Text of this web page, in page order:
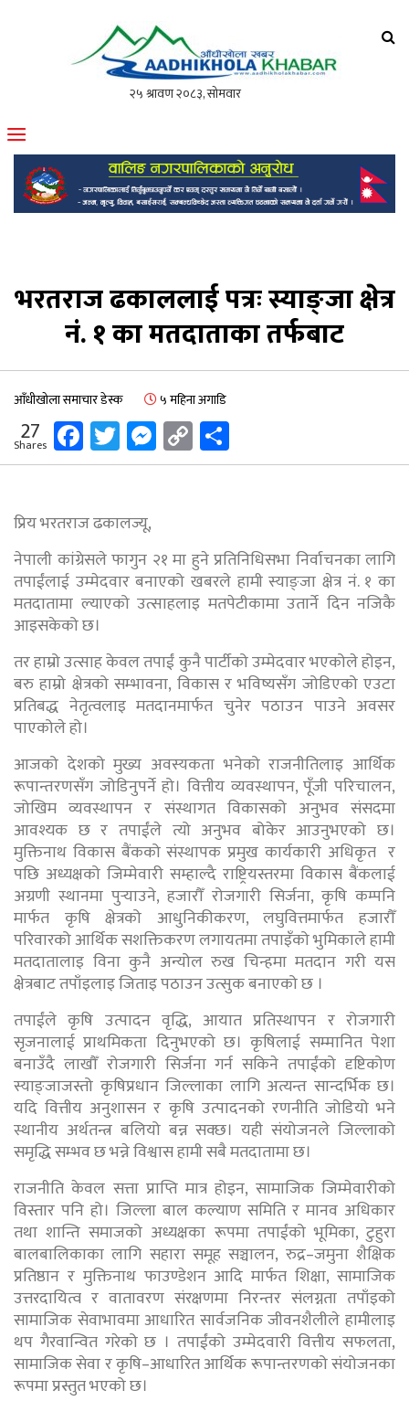
मोफसलकै लोकप्रिय अनलाइन पत्रिका
भरतराज ढकाललाई पत्रः स्याङ्जा क्षेत्र
नं. १ का मतदाताका तर्फबाट
आँधीखोला समाचार डेस्क ५ महिना अगाडि
27
Shares Facebook
Twitter
Messenger
Copy
Link
प्रिय भरतराज ढकालज्यू,
नेपाली कांग्रेसले फागुन २१ मा हुने प्रतिनिधिसभा निर्वाचनका लागि
तपाईंलाई उम्मेदवार बनाएको खबरले हामी स्याङ्जा क्षेत्र नं. १ का
मतदातामा ल्याएको उत्साहलाइ मतपेटीकामा उतार्ने दिन नजिकै
आइसकेको छ।
तर हाम्रो उत्साह केवल तपाईं कुनै पार्टीको उम्मेदवार भएकोले होइन,
बरु हाम्रो क्षेत्रको सम्भावना, विकास र भविष्यसँग जोडिएको एउटा
प्रतिबद्ध नेतृत्वलाइ मतदानमार्फत चुनेर पठाउन पाउने अवसर
पाएकोले हो।
आजको देशको मुख्य अवस्यकता भनेको राजनीतिलाइ आर्थिक
रूपान्तरणसँग जोडिनुपर्ने हो। वित्तीय व्यवस्थापन, पूँजी परिचालन,
जोखिम व्यवस्थापन र संस्थागत विकासको अनुभव संसदमा
आवश्यक छ र तपाईंले त्यो अनुभव बोकेर आउनुभएको छ।
मुक्तिनाथ विकास बैंकको संस्थापक प्रमुख कार्यकारी अधिकृत र
पछि अध्यक्षको जिम्मेवारी सम्हाल्दै राष्ट्रियस्तरमा विकास बैंकलाई
अग्रणी स्थानमा पुर्‍याउने, हजारौँ रोजगारी सिर्जना, कृषि कम्पनि
मार्फत कृषि क्षेत्रको आधुनिकीकरण, लघुवित्तमार्फत हजारौँ
परिवारको आर्थिक सशक्तिकरण लगायतमा तपाइँको भुमिकाले हामी
मतदातालाइ विना कुनै अन्योल रुख चिन्हमा मतदान गरी यस
क्षेत्रबाट तपाँइलाइ जिताइ पठाउन उत्सुक बनाएको छ ।
तपाईंले कृषि उत्पादन वृद्धि, आयात प्रतिस्थापन र रोजगारी
सृजनालाई प्राथमिकता दिनुभएको छ। कृषिलाई सम्मानित पेशा
बनाउँदै लाखौँ रोजगारी सिर्जना गर्न सकिने तपाईंको दृष्टिकोण
स्याङ्जाजस्तो कृषिप्रधान जिल्लाका लागि अत्यन्त सान्दर्भिक छ।
यदि वित्तीय अनुशासन र कृषि उत्पादनको रणनीति जोडियो भने
स्थानीय अर्थतन्त्र बलियो बन्न सक्छ। यही संयोजनले जिल्लाको
समृद्धि सम्भव छ भन्ने विश्वास हामी सबै मतदातामा छ।
राजनीति केवल सत्ता प्राप्ति मात्र होइन, सामाजिक जिम्मेवारीको
विस्तार पनि हो। जिल्ला बाल कल्याण समिति र मानव अधिकार
तथा शान्ति समाजको अध्यक्षका रूपमा तपाईंको भूमिका, टुहुरा
बालबालिकाका लागि सहारा समूह सञ्चालन, रुद्र–जमुना शैक्षिक
प्रतिष्ठान र मुक्तिनाथ फाउण्डेशन आदि मार्फत शिक्षा, सामाजिक
उत्तरदायित्व र वातावरण संरक्षणमा निरन्तर संलग्नता तपाँइको
सामाजिक सेवाभावमा आधारित सार्वजनिक जीवनशैलीले हामीलाइ
थप गैरवान्वित गरेको छ । तपाईंको उम्मेदवारी वित्तीय सफलता,
सामाजिक सेवा र कृषि–आधारित आर्थिक रूपान्तरणको संयोजनका
रूपमा प्रस्तुत भएको छ।